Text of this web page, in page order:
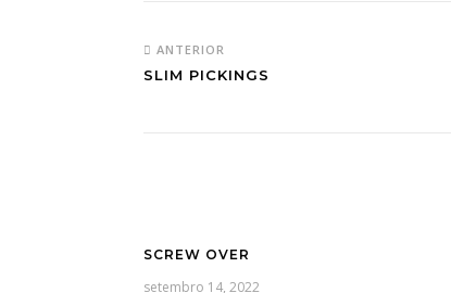
ANTERIOR
SLIM PICKINGS
SCREW OVER
setembro 14, 2022